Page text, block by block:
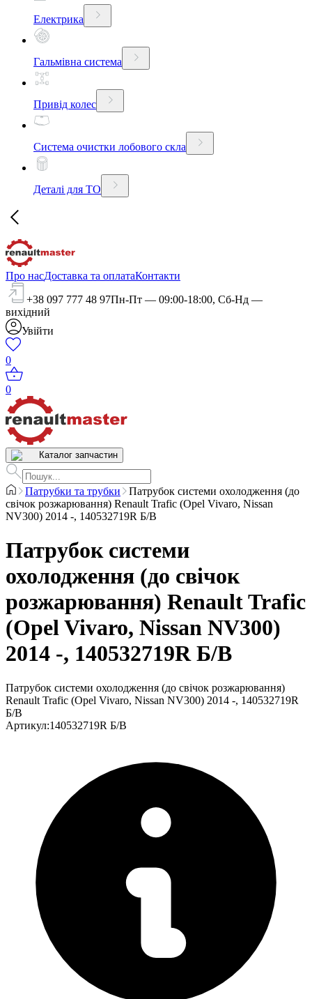
Електрика
Гальмівна система
Привід колес
Система очистки лобового скла
Деталі для ТО
Про насДоставка та оплатаКонтакти
+38 097 777 48 97Пн-Пт — 09:00-18:00, Сб-Нд —
вихідний
Увійти
0
0
Каталог запчастин
Патрубки та трубки
Патрубок системи охолодження (до
свічок розжарювання) Renault Trafic (Opel Vivaro, Nissan
NV300) 2014 -, 140532719R Б/В
Патрубок системи
охолодження (до свічок
розжарювання) Renault Trafic
(Opel Vivaro, Nissan NV300)
2014 -, 140532719R Б/В
Патрубок системи охолодження (до свічок розжарювання)
Renault Trafic (Opel Vivaro, Nissan NV300) 2014 -, 140532719R
Б/В
Артикул:140532719R Б/В